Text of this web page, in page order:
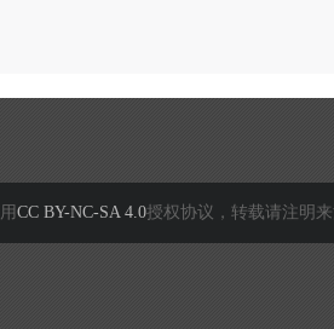
CC BY-NC-SA 4.0授权协议，转载请注明